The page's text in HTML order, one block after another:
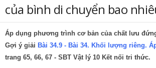
của bình di chuyển bao
Áp dụng phương trình cơ bản của chất lưu
Gợi ý giải Bài 34.9 - Bài 34. Khối lượng riêng.
trang 65, 66, 67 - SBT Vật lý 10 Kết nối tri thức.